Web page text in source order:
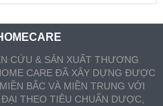
CỨU & SẢN XUẤT THƯƠNG
CARE ĐÃ XÂY DỰNG ĐƯỢC
BẮC VÀ MIỀN TRUNG VỚI
THEO TIÊU CHUẨN DƯỢC,